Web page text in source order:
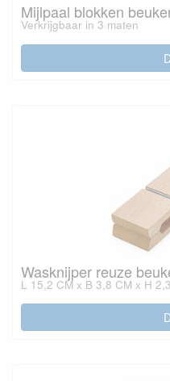
Mijlpaal blokken
Verkrijgbaar in 3 maten
Wasknijper reuze
L 15,2 CM x B 3,8 CM x H